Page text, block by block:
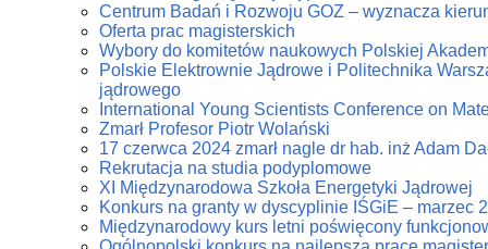
Centrum Badań i Rozwoju GOZ – wyznacza
Oferta prac magisterskich
Wybory do komitetów naukowych Polskiej
Polskie Elektrownie Jądrowe i Politechnika
jądrowego
International Young Scientists Conference on
Zmarł Profesor Piotr Wolański
17 czerwca 2024 zmarł nagle dr hab. inż Adam
Rekrutacja na studia podyplomowe
XI Międzynarodowa Szkoła Energetyki Jądrowej
Konkurs na granty w dyscyplinie IŚGiE – marzec
Międzynarodowy kurs letni poświęcony